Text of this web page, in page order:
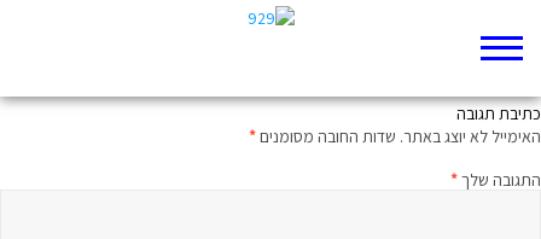
כתיבת תגובה
האימייל לא יוצג באתר. שדות החובה מסומנים*
התגובה שלך*